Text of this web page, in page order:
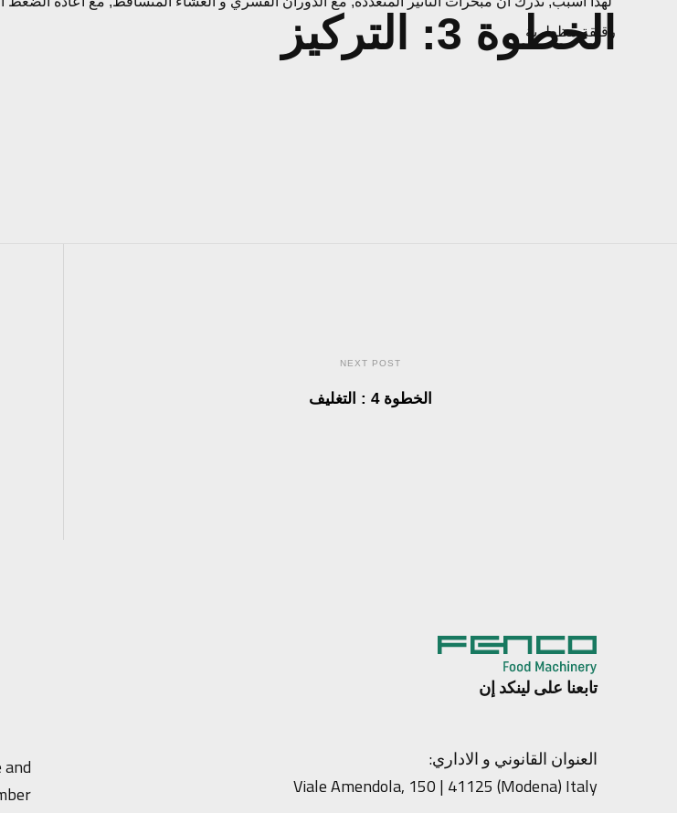
الخطوة 3: التركيز
رقيقة مظطربة
NEXT POST
الخطوة 4 : التغليف
and
تابعنا على لينكد إن
العنوان القانوني و الاداري:
Viale Amendola, 150 | 41125 (Modena) Italy